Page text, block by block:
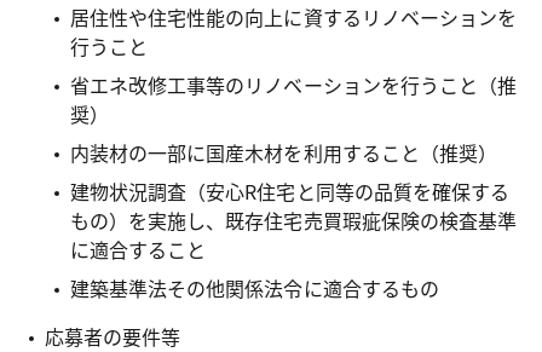
居住性や住宅性能の向上に資するリノベーションを
行うこと
省エネ改修工事等のリノベーションを行うこと（推
奨）
内装材の一部に国産木材を利用すること（推奨）
建物状況調査（安心R住宅と同等の品質を確保する
もの）を実施し、既存住宅売買瑕疵保険の検査基準
に適合すること
建築基準法その他関係法令に適合するもの
応募者の要件等